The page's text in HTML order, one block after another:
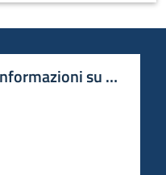
su questa